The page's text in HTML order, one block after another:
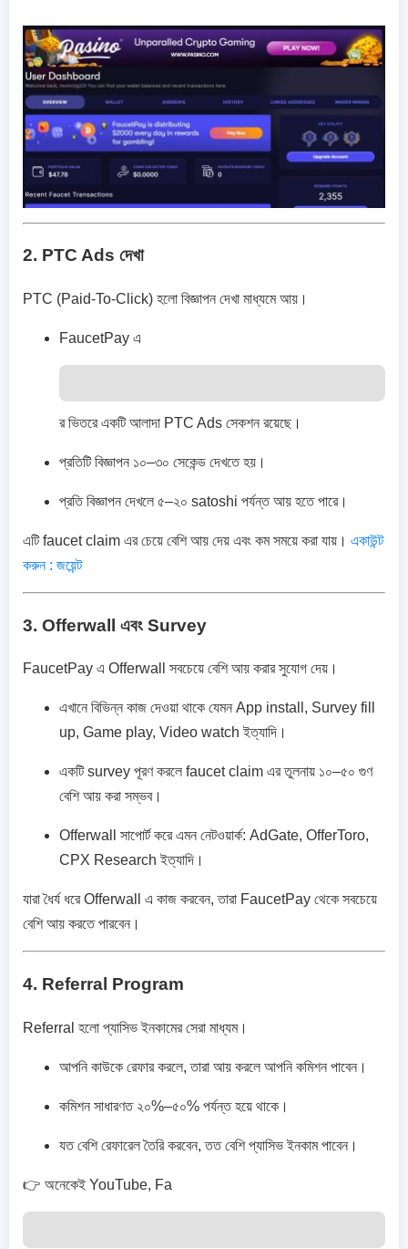
2. PTC Ads দেখা
PTC (Paid-To-Click) হলো বিজ্ঞাপন দেখা মাধ্যমে আয়।
FaucetPay এ
র ভিতরে একটি আলাদা PTC Ads সেকশন রয়েছে।
প্রতিটি বিজ্ঞাপন ১০–৩০ সেকেন্ড দেখতে হয়।
প্রতি বিজ্ঞাপন দেখলে ৫–২০ satoshi পর্যন্ত আয় হতে পারে।
এটি faucet claim এর চেয়ে বেশি আয় দেয় এবং কম সময়ে করা যায়। একাউন্ট
করুন : জয়েন্ট
3. Offerwall এবং Survey
FaucetPay এ Offerwall সবচেয়ে বেশি আয় করার সুযোগ দেয়।
এখানে বিভিন্ন কাজ দেওয়া থাকে যেমন App install, Survey fill
up, Game play, Video watch ইত্যাদি।
একটি survey পূরণ করলে faucet claim এর তুলনায় ১০–৫০ গুণ
বেশি আয় করা সম্ভব।
Offerwall সাপোর্ট করে এমন নেটওয়ার্ক: AdGate, OfferToro,
CPX Research ইত্যাদি।
যারা ধৈর্য ধরে Offerwall এ কাজ করবেন, তারা FaucetPay থেকে সবচেয়ে
বেশি আয় করতে পারবেন।
4. Referral Program
Referral হলো প্যাসিভ ইনকামের সেরা মাধ্যম।
আপনি কাউকে রেফার করলে, তারা আয় করলে আপনি কমিশন পাবেন।
কমিশন সাধারণত ২০%–৫০% পর্যন্ত হয়ে থাকে।
যত বেশি রেফারেল তৈরি করবেন, তত বেশি প্যাসিভ ইনকাম পাবেন।
👉 অনেকেই YouTube, Fa